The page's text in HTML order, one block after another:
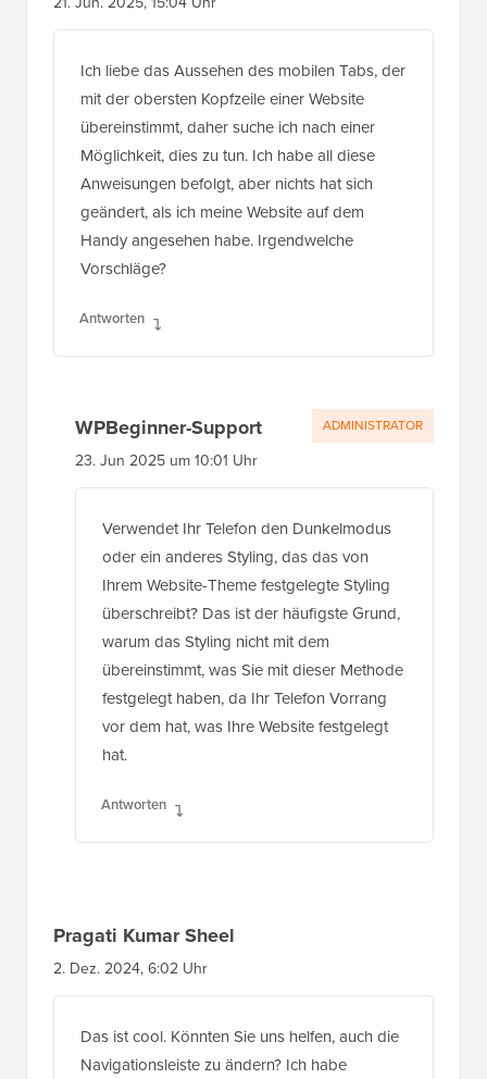
Ich liebe das Aussehen des mobilen Tabs, der
mit der obersten Kopfzeile einer Website
übereinstimmt, daher suche ich nach einer
Möglichkeit, dies zu tun. Ich habe all diese
Anweisungen befolgt, aber nichts hat sich
geändert, als ich meine Website auf dem
Handy angesehen habe. Irgendwelche
Vorschläge?
Antworten
WPBeginner-Support
23. Jun 2025 um 10:01 Uhr
Verwendet Ihr Telefon den Dunkelmodus
oder ein anderes Styling, das das von
Ihrem Website-Theme festgelegte Styling
überschreibt? Das ist der häufigste Grund,
warum das Styling nicht mit dem
übereinstimmt, was Sie mit dieser Methode
festgelegt haben, da Ihr Telefon Vorrang
vor dem hat, was Ihre Website festgelegt
hat.
Antworten
ADMINISTRATOR
Pragati Kumar Sheel
2. Dez. 2024, 6:02 Uhr
Das ist cool. Könnten Sie uns helfen, auch die
Navigationsleiste zu ändern? Ich habe